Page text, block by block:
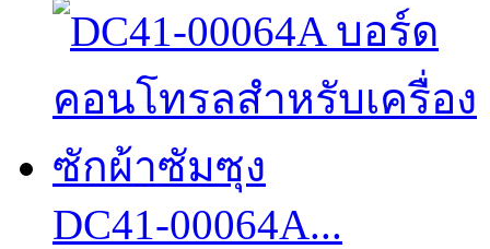
DC41-00064A...